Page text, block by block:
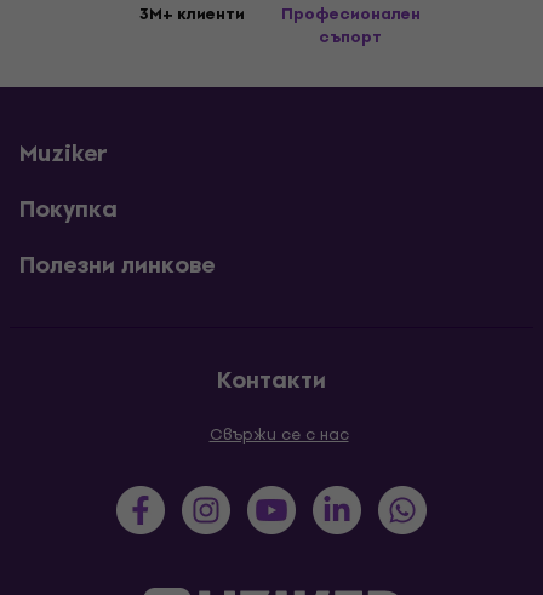
3M+ клиенти
Професионален
съпорт
Muziker
Покупка
Полезни линкове
Контакти
Свържи се с нас